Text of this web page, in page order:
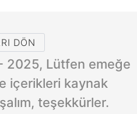
DÖN
Lütfen emeğe
içerikleri kaynak
teşekkürler.